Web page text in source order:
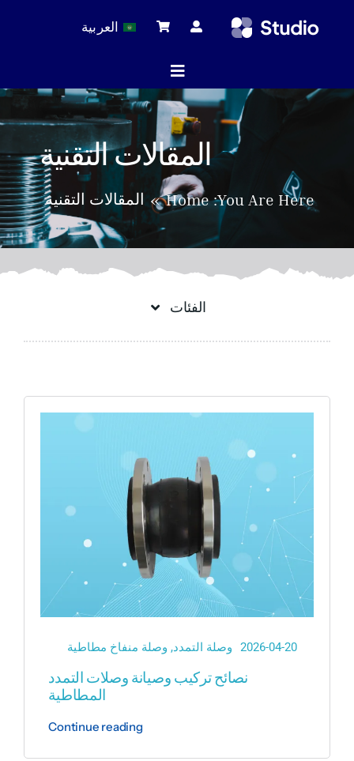
العربية
Toggle
Navigation
التقنية
المقالات التقنية
You Are Here:
Home المقالات التقنية
الفئات
مُعوض منفاخ الهواء
خرطوم معدني
تفكيك المفصل
2026-04-20 وصلة التمدد, وصلة منفاخ مطاطية
نصائح تركيب وصيانة وصلات التمدد
المطاطية
Continue reading